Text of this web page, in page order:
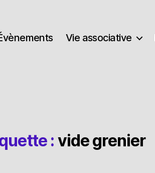
Vie associative
: vide grenier